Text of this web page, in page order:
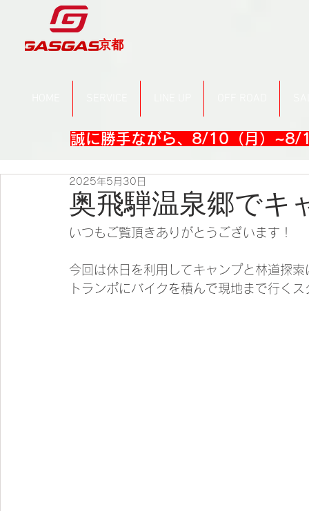
京都
誠に勝手ながら、8/10（月）~8/
奥飛騨温泉郷でキ
2025年5月30日
いつもご覧頂きありがとうございます！
今回は休日を利用してキャンプと林道探
トランポにバイクを積んで現地まで行く